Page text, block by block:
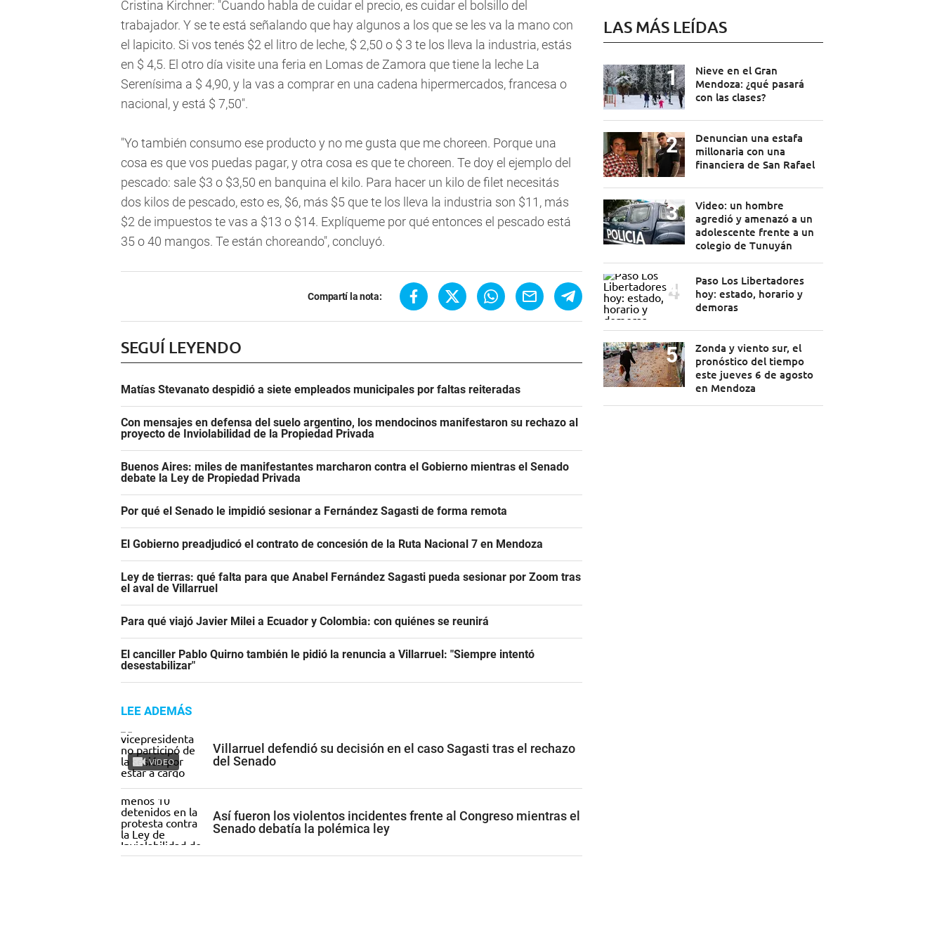
Cristina Kirchner: "Cuando habla de cuidar el precio, es cuidar el bolsillo del
trabajador. Y se te está señalando que hay algunos a los que se les va la mano con
el lapicito. Si vos tenés $2 el litro de leche, $ 2,50 o $ 3 te los lleva la industria, estás
en $ 4,5. El otro día visite una feria en Lomas de Zamora que tiene la leche La
Serenísima a $ 4,90, y la vas a comprar en una cadena hipermercados, francesa o
nacional, y está $ 7,50".
"Yo también consumo ese producto y no me gusta que me choreen. Porque una
cosa es que vos puedas pagar, y otra cosa es que te choreen. Te doy el ejemplo del
pescado: sale $3 o $3,50 en banquina el kilo. Para hacer un kilo de filet necesitás
dos kilos de pescado, esto es, $6, más $5 que te los lleva la industria son $11, más
$2 de impuestos te vas a $13 o $14. Explíqueme por qué entonces el pescado está
35 o 40 mangos. Te están choreando", concluyó.
Compartí la nota:
SEGUÍ LEYENDO
Matías Stevanato despidió a siete empleados municipales por faltas reiteradas
Con mensajes en defensa del suelo argentino, los mendocinos manifestaron su rechazo al
proyecto de Inviolabilidad de la Propiedad Privada
Buenos Aires: miles de manifestantes marcharon contra el Gobierno mientras el Senado
debate la Ley de Propiedad Privada
Por qué el Senado le impidió sesionar a Fernández Sagasti de forma remota
El Gobierno preadjudicó el contrato de concesión de la Ruta Nacional 7 en Mendoza
Ley de tierras: qué falta para que Anabel Fernández Sagasti pueda sesionar por Zoom tras
el aval de Villarruel
Para qué viajó Javier Milei a Ecuador y Colombia: con quiénes se reunirá
El canciller Pablo Quirno también le pidió la renuncia a Villarruel: "Siempre intentó
desestabilizar"
LEE ADEMÁS
VIDEO
Villarruel defendió su decisión en el caso Sagasti tras el rechazo
del Senado
Así fueron los violentos incidentes frente al Congreso mientras el
Senado debatía la polémica ley
LAS MÁS LEÍDAS
Nieve en el Gran
Mendoza: ¿qué pasará
con las clases?
Denuncian una estafa
millonaria con una
financiera de San Rafael
Video: un hombre
agredió y amenazó a un
adolescente frente a un
colegio de Tunuyán
Paso Los Libertadores
hoy: estado, horario y
demoras
Zonda y viento sur, el
pronóstico del tiempo
este jueves 6 de agosto
en Mendoza